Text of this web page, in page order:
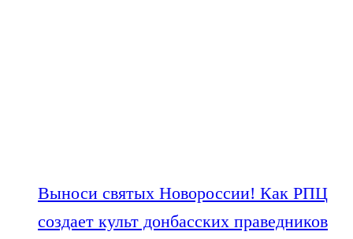
Выноси святых Новороссии! Как РПЦ
создает культ донбасских праведников